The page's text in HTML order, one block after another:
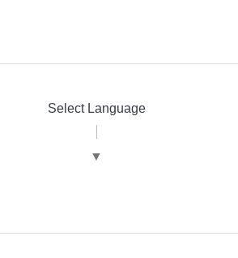
Select Language
▼